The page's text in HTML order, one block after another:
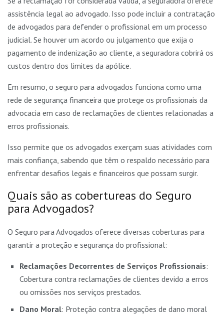
assistência legal ao advogado. Isso pode incluir a contratação
de advogados para defender o profissional em um processo
judicial. Se houver um acordo ou julgamento que exija o
pagamento de indenização ao cliente, a seguradora cobrirá os
custos dentro dos limites da apólice.
Em resumo, o seguro para advogados funciona como uma
rede de segurança financeira que protege os profissionais da
advocacia em caso de reclamações de clientes relacionadas a
erros profissionais.
Isso permite que os advogados exerçam suas atividades com
mais confiança, sabendo que têm o respaldo necessário para
enfrentar desafios legais e financeiros que possam surgir.
Quais são as cobertureas do Seguro
para Advogados?
O Seguro para Advogados oferece diversas coberturas para
garantir a proteção e segurança do profissional:
Reclamações Decorrentes de Serviços Profissionais:
Cobertura contra reclamações de clientes devido a erros
ou omissões nos serviços prestados.
Dano Moral: Proteção contra alegações de dano moral